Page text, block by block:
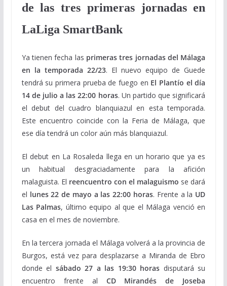
de las tres primeras jornadas en
LaLiga SmartBank
Ya tienen fecha las primeras tres jornadas del Málaga
en la temporada 22/23. El nuevo equipo de Guede
tendrá su primera prueba de fuego en El Plantío el día
14 de julio a las 22:00 horas. Un partido que significará
el debut del cuadro blanquiazul en esta temporada.
Este encuentro coincide con la Feria de Málaga, que
ese día tendrá un color aún más blanquiazul.
El debut en La Rosaleda llega en un horario que ya es
un habitual desgraciadamente para la afición
malaguista. El reencuentro con el malaguismo se dará
el lunes 22 de mayo a las 22:00 horas. Frente a la UD
Las Palmas, último equipo al que el Málaga venció en
casa en el mes de noviembre.
En la tercera jornada el Málaga volverá a la provincia de
Burgos, está vez para desplazarse a Miranda de Ebro
donde el sábado 27 a las 19:30 horas disputará su
encuentro frente al CD Mirandés de Joseba